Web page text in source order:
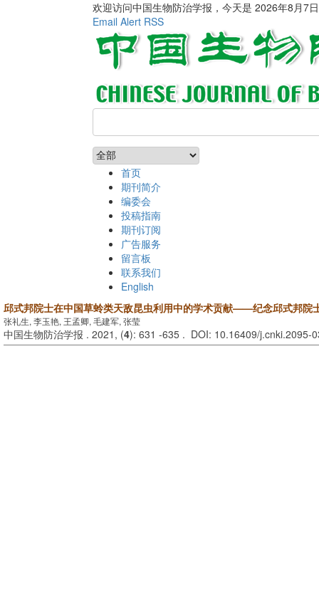
欢迎访问中国生物防治学报，今天是 2026年8月7
Email Alert RSS
首页
期刊简介
编委会
投稿指南
期刊订阅
广告服务
留言板
联系我们
English
邱式邦院士在中国草蛉类天敌昆虫利用中的学术贡献——纪念邱式邦院
张礼生, 李玉艳, 王孟卿, 毛建军, 张莹
中国生物防治学报 . 2021, (4): 631 -635 . DOI: 10.16409/j.cnki.2095-